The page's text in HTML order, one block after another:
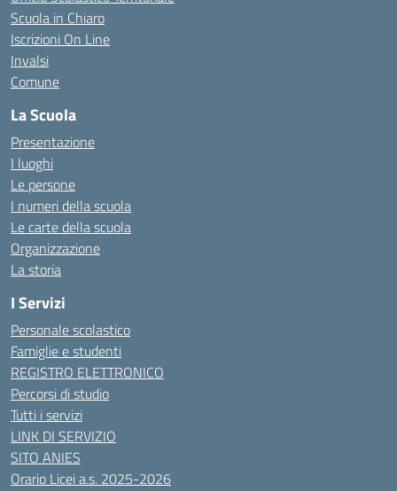
Scuola in Chiaro
Iscrizioni On Line
Invalsi
Comune
La Scuola
Presentazione
I luoghi
Le persone
I numeri della scuola
Le carte della scuola
Organizzazione
La storia
I Servizi
Personale scolastico
Famiglie e studenti
REGISTRO ELETTRONICO
Percorsi di studio
Tutti i servizi
LINK DI SERVIZIO
SITO ANIES
Orario Licei a.s. 2025-2026